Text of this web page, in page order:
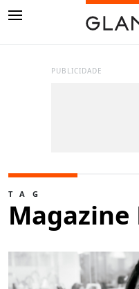
PUBLICIDADE
TAG
Magazine